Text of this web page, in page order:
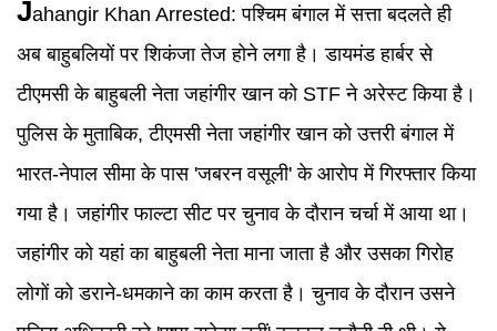
Jahangir Khan Arrested:पश्चिम बंगाल में सत्ता बदलते ही
अब बाहुबलियों पर शिकंजा तेज होने लगा है। डायमंड हार्बर से
टीएमसी के बाहुबली नेता जहांगीर खान को STF ने अरेस्ट किया है।
पुलिस के मुताबिक, टीएमसी नेता जहांगीर खान को उत्तरी बंगाल में
भारत-नेपाल सीमा के पास 'जबरन वसूली' के आरोप में गिरफ्तार किया
गया है। जहांगीर फाल्टा सीट पर चुनाव के दौरान चर्चा में आया था।
जहांगीर को यहां का बाहुबली नेता माना जाता है और उसका गिरोह
लोगों को डराने-धमकाने का काम करता है। चुनाव के दौरान उसने